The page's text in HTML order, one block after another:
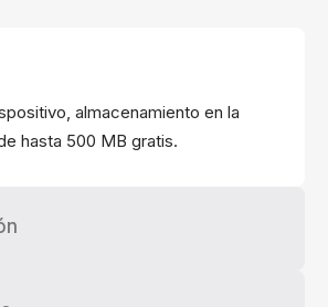
almacenamiento en la
hasta 500 MB gratis.